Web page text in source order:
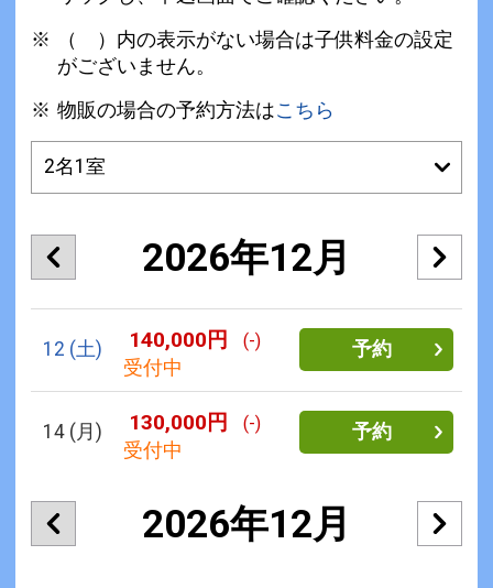
（ ）内の表示がない場合は子供料金の設定
がございません。
物販の場合の予約方法はこちら
2026年12月
12 (土) 140,000円 (-)
受付中
予約
14 (月) 130,000円 (-)
受付中
予約
2026年12月